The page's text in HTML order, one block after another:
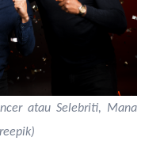
atau Selebriti, Mana